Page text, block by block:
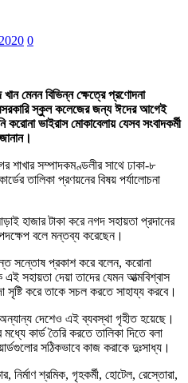
0
খান মেনন বিভিন্ন ক্ষেত্রে প্রণোদনা
স্কুল কলেজের জন্য ঈদের আগেই
ভাইরাস মোকাবেলায় যেসব সংবাদকর্মী
শাখার সম্পাদকমণ্ডলীর সাথে ঢাকা-৮
তালিকা প্রণয়নের বিষয় পর্যালোচনা
হাজার টাকা করে নগদ সহায়তা প্রদানের
বলে মন্তব্য করেছেন।
সন্তোষ প্রকাশ করে বলেন, করোনা
এই সহায়তা দেয়া তাদের যেমন আত্মবিশ্বাস
সৃষ্টি করে তাকে সচল করতে সাহায্য করবে।
দেশেও এই ব্যবস্থা গৃহীত হয়েছে।
কার্ড তৈরি করতে তালিকা দিতে বলা
সঠিকভাবে কাজ করাকে দুঃসাধ্য।
নির্মাণ শ্রমিক, গৃহকর্মী, হোটেল, রেস্তোরা,